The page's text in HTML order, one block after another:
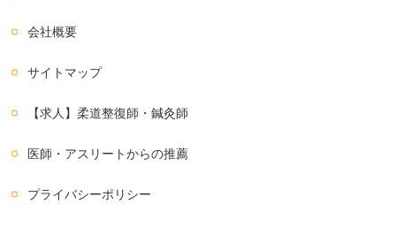
会社概要
サイトマップ
【求人】柔道整復師・鍼灸師
医師・アスリートからの推薦
プライバシーポリシー